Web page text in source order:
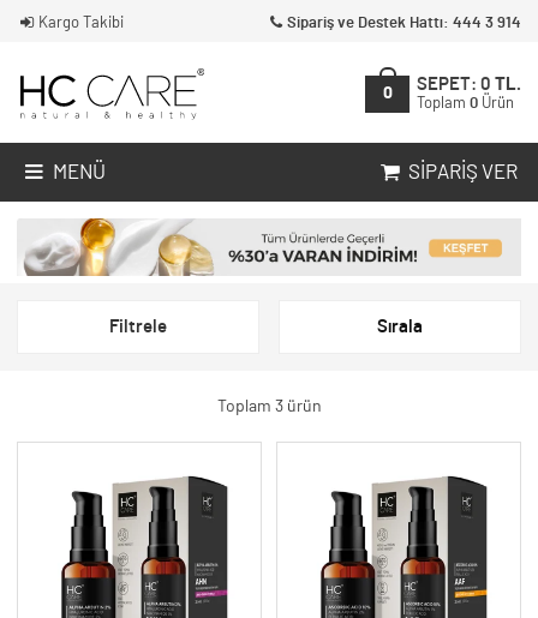
Kargo Takibi Sipariş ve Destek Hattı: 444 3 914
0
SEPET: 0 TL.
Toplam 0 Ürün
MENÜ SIPARIŞ VER
Filtrele Sırala
Toplam 3 ürün